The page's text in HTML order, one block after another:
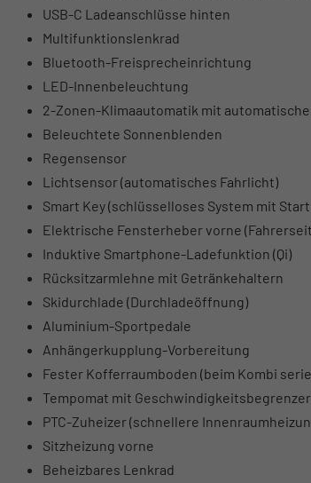
USB-C Ladeanschlüsse hinten
Multifunktionslenkrad
Bluetooth-Freisprecheinrichtung
LED-Innenbeleuchtung
2-Zonen-Klimaautomatik mit
Beleuchtete Sonnenblenden
Regensensor
Lichtsensor (automatisches Fahrlicht)
Smart Key (schlüsselloses System mit
Elektrische Fensterheber vorne
Induktive Smartphone-Ladefunktion (Qi)
Rücksitzarmlehne mit Getränkehaltern
Skidurchlade (Durchladeöffnung)
Aluminium-Sportpedale
Anhängerkupplung-Vorbereitung
Fester Kofferraumboden (beim Kombi
Tempomat mit Geschwindigkeitsbegrenzer
PTC-Zuheizer (schnellere
Sitzheizung vorne
Beheizbares Lenkrad